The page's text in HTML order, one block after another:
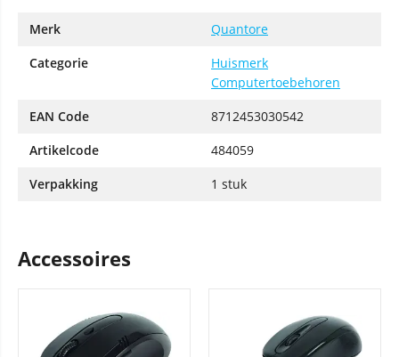
Merk
Quantore
Categorie
Huismerk
Computertoebehoren
EAN Code
8712453030542
Artikelcode
484059
Verpakking
1 stuk
Accessoires